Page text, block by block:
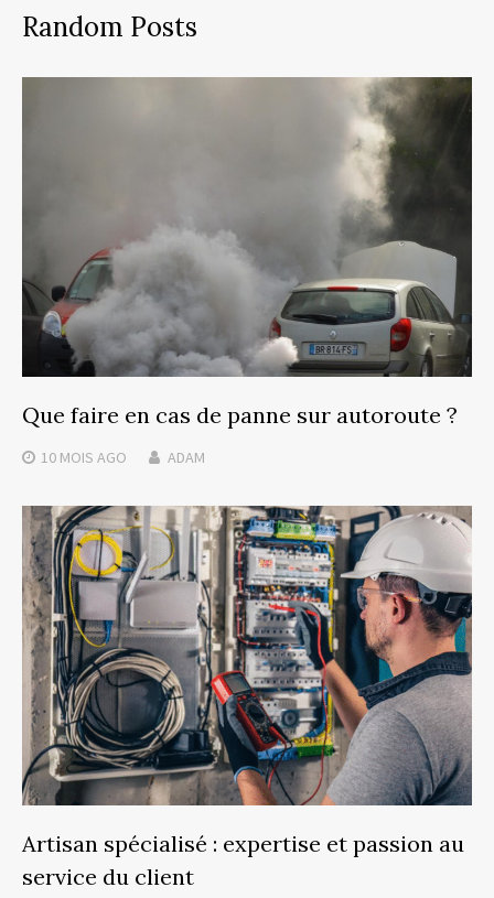
Random Posts
Que faire en cas de panne sur autoroute ?
10 MOIS AGO ADAM
Artisan spécialisé : expertise et passion au
service du client